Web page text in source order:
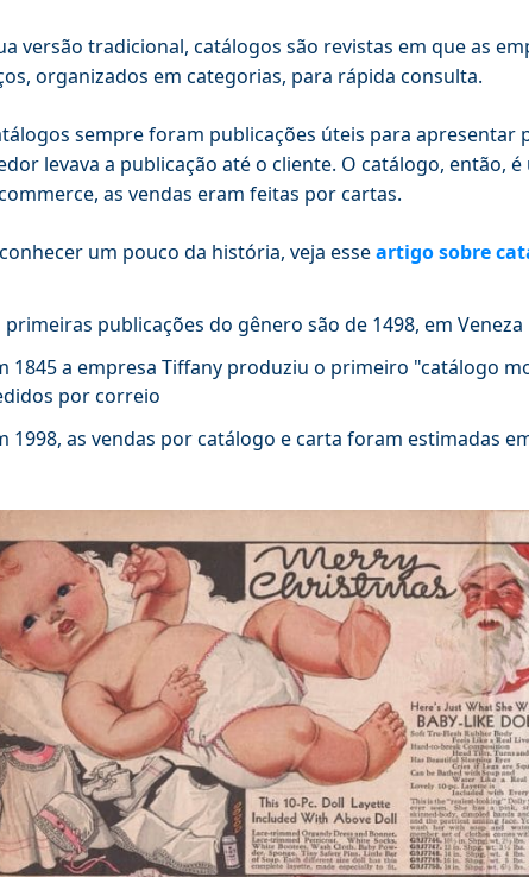
versão tradicional, catálogos são revistas em que as
organizados em categorias, para rápida consulta.
sempre foram publicações úteis para apresentar
levava a publicação até o cliente. O catálogo, então,
as vendas eram feitas por cartas.
um pouco da história, veja esseartigo sobre
primeiras publicações do gênero são de 1498, em Veneza
1845 a empresa Tiffany produziu o primeiro "catálogo
por correio
1998, as vendas por catálogo e carta foram estimadas